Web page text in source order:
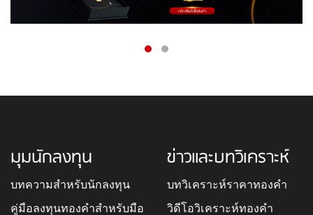
มุมนักลงทุน
บทความสำหรับนักลงทุน
คู่มือลงทุนทองคำสำหรับมือ
ข่าวและบทวิเคราะห์
บทวิเคราะห์ราคาทองคำ
วิดีโอวิเคราะห์ทองคำ